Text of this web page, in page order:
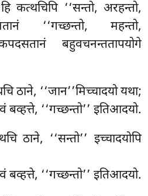
कत्थचिपि ‘‘सन्तो, अरहन्तो,
‘‘गच्छन्तो, महन्तो,
बहुवचनन्ततापयोगे
ठाने, ‘‘जान’’मिच्चादयो यथा;
बव्हत्ते, ‘‘गच्छन्तो’’ इतिआदयो.
ठाने, ‘‘सन्तो’’ इच्चादयोपि
बव्हत्ते, ‘‘गच्छन्तो’’ इतिआदयो.